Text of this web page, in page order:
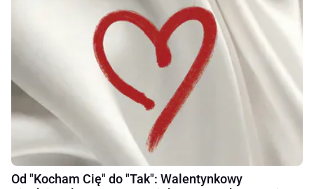
Od "Kocham Cię" do "Tak": Walentynkowy